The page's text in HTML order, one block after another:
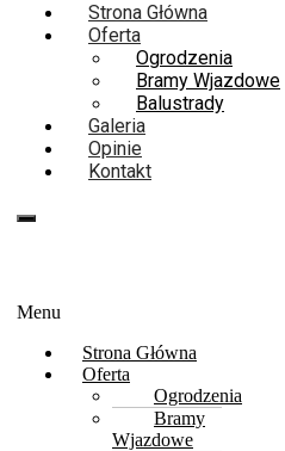
Strona Główna
Oferta
Ogrodzenia
Bramy Wjazdowe
Balustrady
Galeria
Opinie
Kontakt
Menu
Strona Główna
Oferta
Ogrodzenia
Bramy
Wjazdowe